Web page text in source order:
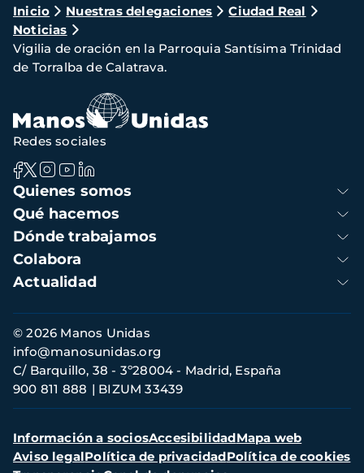
Ruta
de
navegación
Inicio Nuestras delegaciones
Ciudad Real
Noticias
Vigilia de oración en la Parroquia Santísima Trinidad
de Torralba de Calatrava.
Navegación
principal
Quienes somos
Qué hacemos
Dónde trabajamos
Colabora
Actualidad
Redes sociales
Información
de
contacto
© 2026 Manos Unidas
C/ Barquillo, 38 - 3º28004 - Madrid, España
900 811 888
BIZUM 33439
info@manosunidas.org
Menú
secundario
Información a sociosAccesibilidadMapa web
Aviso legalPolítica de privacidadPolítica de cookies